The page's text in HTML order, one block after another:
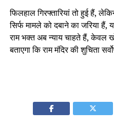
फिलहाल गिरफ्तारियां तो हुई हैं,
सिर्फ मामले को दबाने का जरिया
राम भक्त अब न्याय चाहते हैं, केवल
बताएगा कि राम मंदिर की शुचिता